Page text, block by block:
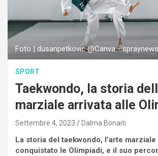
Foto | dusanpetkovic @Canva -
SPORT
Taekwondo, la storia
marziale arrivata alle
Settembre 4, 2023 Dalma Bonaiti
La storia del taekwondo, l’arte
conquistato le Olimpiadi, e il suo